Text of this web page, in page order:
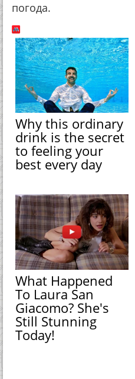
погода.
Why this ordinary
drink is the secret
to feeling your
best every day
What Happened
To Laura San
Giacomo? She's
Still Stunning
Today!